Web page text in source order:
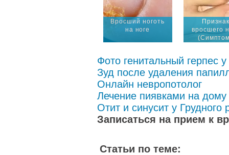
Вросший ноготь
на ноге
вросшего
Фото генитальный герпес
Зуд после удаления
Онлайн невропотолог
Лечение пиявками на
Отит и синусит у Грудного
Записаться на прием к
Статьи по теме: